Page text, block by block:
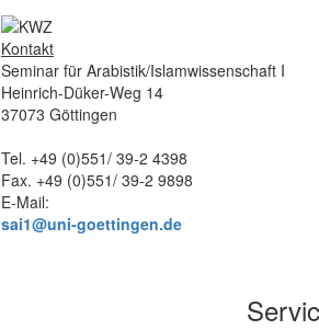
Kontakt
Seminar für Arabistik/Islamwissenschaft I
Heinrich-Düker-Weg 14
37073 Göttingen
Tel. +49 (0)551/ 39-2 4398
Fax. +49 (0)551/ 39-2 9898
E-Mail:
sai1@uni-goettingen.de